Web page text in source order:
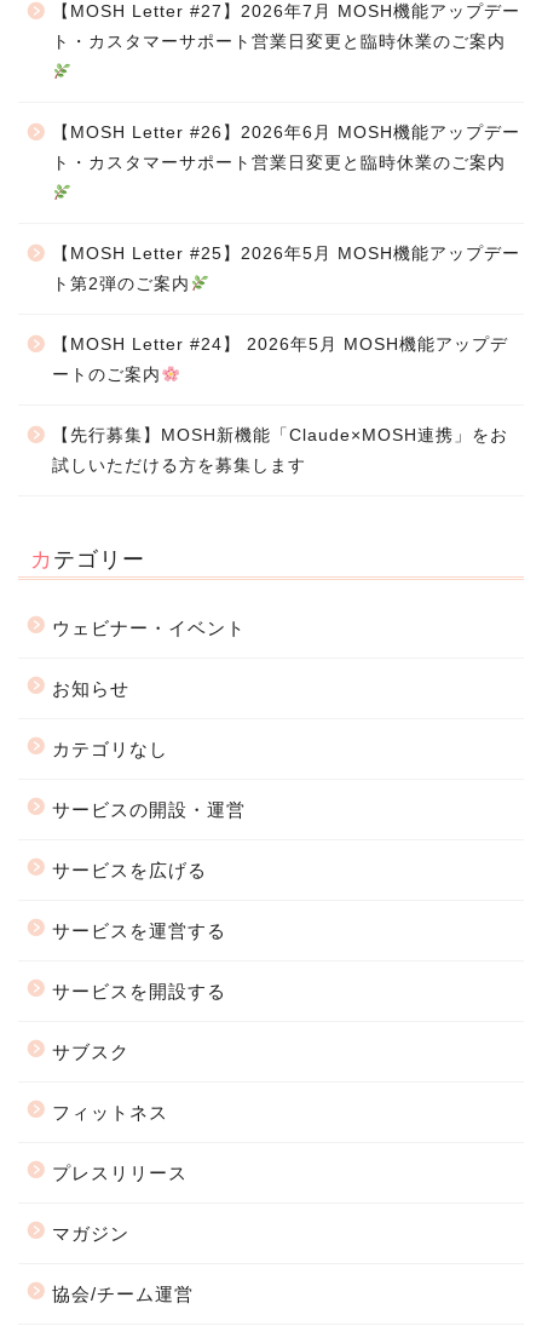
【MOSH Letter #27】2026年7月 MOSH機能アップデー
ト・カスタマーサポート営業日変更と臨時休業のご案内
【MOSH Letter #26】2026年6月 MOSH機能アップデー
ト・カスタマーサポート営業日変更と臨時休業のご案内
【MOSH Letter #25】2026年5月 MOSH機能アップデー
ト第2弾のご案内
【MOSH Letter #24】 2026年5月 MOSH機能アップデ
ートのご案内
【先行募集】MOSH新機能「Claude×MOSH連携」をお
試しいただける方を募集します
カテゴリー
ウェビナー・イベント
お知らせ
カテゴリなし
サービスの開設・運営
サービスを広げる
サービスを運営する
サービスを開設する
サブスク
フィットネス
プレスリリース
マガジン
協会/チーム運営